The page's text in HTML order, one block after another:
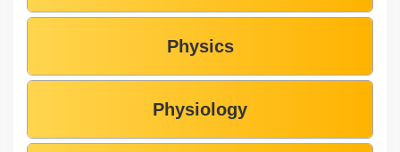
Physics
Physiology